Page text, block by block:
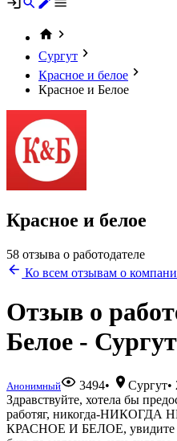
Сургут
Красное и белое
Красное и Белое
Красное и белое
58 отзыва о работодателе
Ко всем отзывам о
Отзыв о
Белое - Сургут
Анонимный 3494• Сургут•
Здравствуйте, хотела бы
работяг, никогда-НИКОГДА
КРАСНОЕ И БЕЛОЕ, увидите